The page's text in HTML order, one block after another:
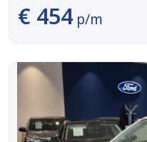
€ 454 p/m